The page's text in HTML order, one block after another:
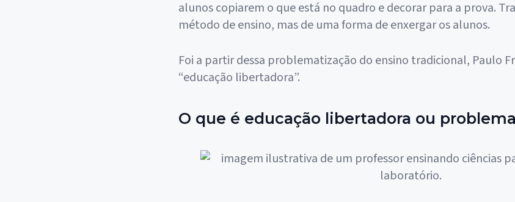
alunos copiarem o que está no quadro e decorar para a prova.
método de ensino, mas de uma forma de enxergar os alunos.
Foi a partir dessa problematização do ensino tradicional, Paulo
“educação libertadora”.
O que é educação libertadora ou